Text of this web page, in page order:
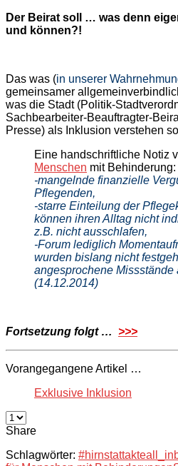
Der Beirat soll … was denn
und können?!
Das was (in unserer
gemeinsamer
was die Stadt (Politik-
Sachbearbeiter-Beauftragter-
Presse) als Inklusion verstehen
Eine handschriftliche Notiz
Menschen mit Behinderung:
-mangelnde finanzielle
Pflegenden,
-starre Einteilung der
können ihren Alltag nicht
z.B. nicht ausschlafen,
-Forum lediglich
wurden bislang nicht
angesprochene Missstände
(14.12.2014)
Fortsetzung folgt … >>>
Vorangegangene Artikel …
Exklusive Inklusion
Share
Schlagwörter: #hirnstattakteall_in